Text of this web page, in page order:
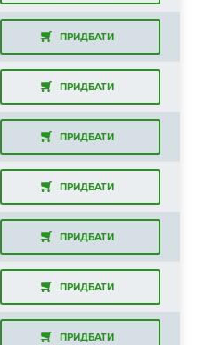
ПРИДБАТИ
ПРИДБАТИ
ПРИДБАТИ
ПРИДБАТИ
ПРИДБАТИ
ПРИДБАТИ
ПРИДБАТИ